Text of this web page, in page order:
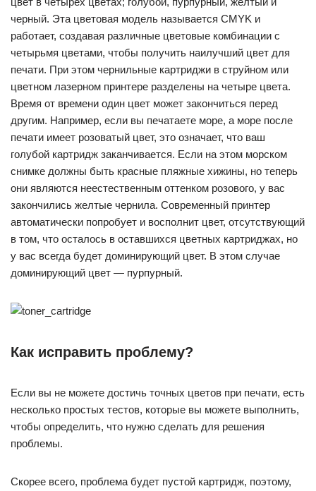
черный. Эта цветовая модель называется CMYK и
работает, создавая различные цветовые комбинации с
четырьмя цветами, чтобы получить наилучший цвет для
печати. При этом чернильные картриджи в струйном или
цветном лазерном принтере разделены на четыре цвета.
Время от времени один цвет может закончиться перед
другим. Например, если вы печатаете море, а море после
печати имеет розоватый цвет, это означает, что ваш
голубой картридж заканчивается. Если на этом морском
снимке должны быть красные пляжные хижины, но теперь
они являются неестественным оттенком розового, у вас
закончились желтые чернила. Современный принтер
автоматически попробует и восполнит цвет, отсутствующий
в том, что осталось в оставшихся цветных картриджах, но
у вас всегда будет доминирующий цвет. В этом случае
доминирующий цвет — пурпурный.
Как исправить проблему?
Если вы не можете достичь точных цветов при печати, есть
несколько простых тестов, которые вы можете выполнить,
чтобы определить, что нужно сделать для решения
проблемы.
Скорее всего, проблема будет пустой картридж, поэтому,